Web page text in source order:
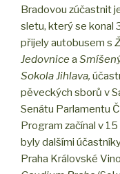
Bradovou zúčastnit
sletu, který se konal
přijely autobusem s
Jedovnicea
Sokola Jihlava,
pěveckých sborů v
Senátu Parlamentu
Program začínal v
byly dalšími
Praha Královské